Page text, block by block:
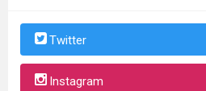
Twitter
Instagram